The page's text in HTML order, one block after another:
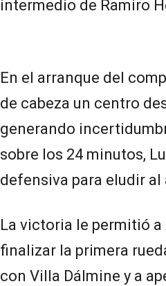
intermedio de Ramiro
En el arranque del
de cabeza un centro
generando
sobre los 24 minutos,
defensiva para eludir
La victoria le permitió
finalizar la primera
con Villa Dálmine y a